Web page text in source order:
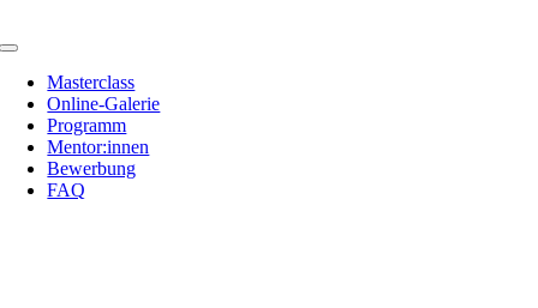
Inhalt
Toggle
NavigationMasterclass
Online-Galerie
Programm
Mentor:innen
Bewerbung
FAQ